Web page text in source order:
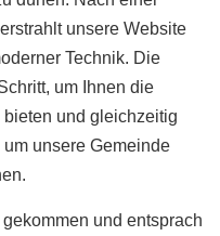
unsere Website
Technik. Die
um Ihnen die
und gleichzeitig
unsere Gemeinde
und entsprach